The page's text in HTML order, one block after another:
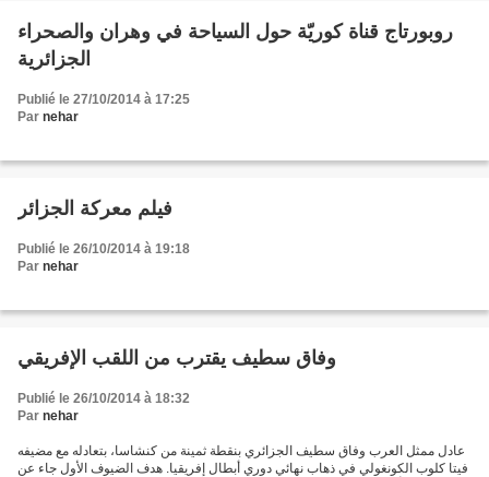
روبورتاج قناة كوريّة حول السياحة في وهران والصحراء
الجزائرية
Publié le 27/10/2014 à 17:25
Par nehar
فيلم معركة الجزائر
Publié le 26/10/2014 à 19:18
Par nehar
وفاق سطيف يقترب من اللقب الإفريقي
Publié le 26/10/2014 à 18:32
Par nehar
عادل ممثل العرب وفاق سطيف الجزائري بنقطة ثمينة من كنشاسا، بتعادله مع مضيفه
فيتا كلوب الكونغولي في ذهاب نهائي دوري أبطال إفريقيا. هدف الضيوف الأول جاء عن